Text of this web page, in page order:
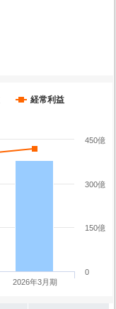
経常利益
2026年3月期
0
150億
300億
450億